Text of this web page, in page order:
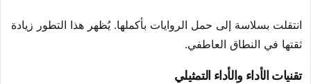
انتقلت بسلاسة إلى حمل الروايات بأكملها. يُظهر هذا التطور زيادة
ثقتها في النطاق العاطفي.
تقنيات الأداء والأداء التمثيلي